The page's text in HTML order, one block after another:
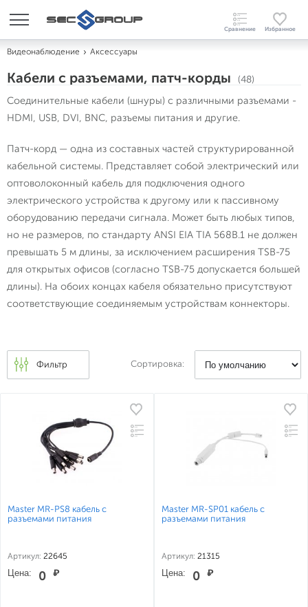
Видеонаблюдение Аксессуары
Кабели с разъемами, патч-корды (48)
Соединительные кабели (шнуры) с различными разъемами -
HDMI, USB, DVI, BNC, разъемы питания и другие.
Патч-корд — одна из составных частей структурированной
кабельной системы. Представляет собой электрический или
оптоволоконный кабель для подключения одного
электрического устройства к другому или к пассивному
оборудованию передачи сигнала. Может быть любых типов,
но не размеров, по стандарту ANSI EIA TIA 568B.1 не должен
превышать 5 м длины, за исключением расширения TSB-75
для открытых офисов (согласно TSB-75 допускается большей
длины). На обоих концах кабеля обязательно присутствуют
соответствующие соединяемым устройствам коннекторы.
Фильтр Сортировка:
Master MR-PS8 кабель с
разъемами питания
Артикул: 22645
Цена: 0 ₽
Master MR-SP01 кабель с
разъемами питания
Артикул: 21315
Цена: 0 ₽